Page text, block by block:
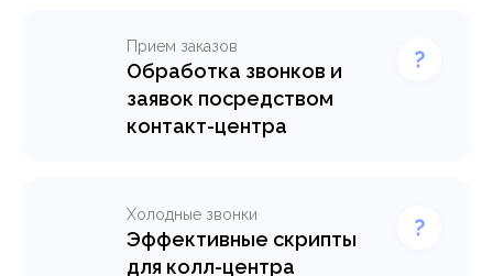
Прием заказов
Обработка звонков и
заявок посредством
контакт-центра
Холодные звонки
Эффективные скрипты
для колл-центра